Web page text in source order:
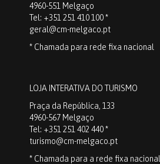
4960-551 Melgaço
Tel: +351 251 410 100 *
geral@cm-melgaco.pt
* Chamada para rede fixa nacional
LOJA INTERATIVA DO TURISMO
Praça da República, 133
4960-567 Melgaço
Tel: +351 251 402 440 *
turismo@cm-melgaco.pt
* Chamada para a rede fixa nacional